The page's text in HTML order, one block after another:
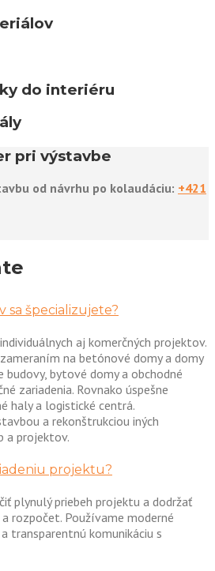
do interiéru
pri výstavbe
od návrhu po kolaudáciu: +421
sa špecializujete?
aj komerčných projektov.
na betónové domy a domy
bytové domy a obchodné
zariadenia. Rovnako úspešne
haly a logistické centrá.
a rekonštrukciou iných
a projektov.
projektu?
plynulý priebeh projektu a dodržať
rozpočet. Používame moderné
transparentnú komunikáciu s